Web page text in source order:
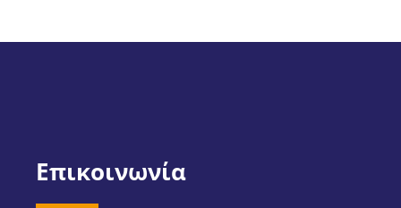
Επικοινωνία